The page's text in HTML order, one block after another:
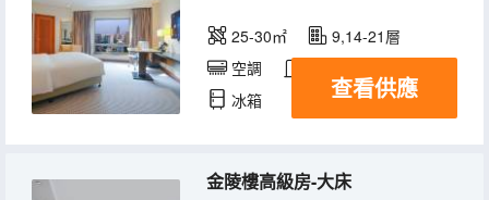
25-30㎡
9,14-21層
空調
冰箱
查看供應
金陵樓高級房-大床